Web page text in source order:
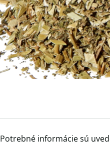
Potrebné informácie sú